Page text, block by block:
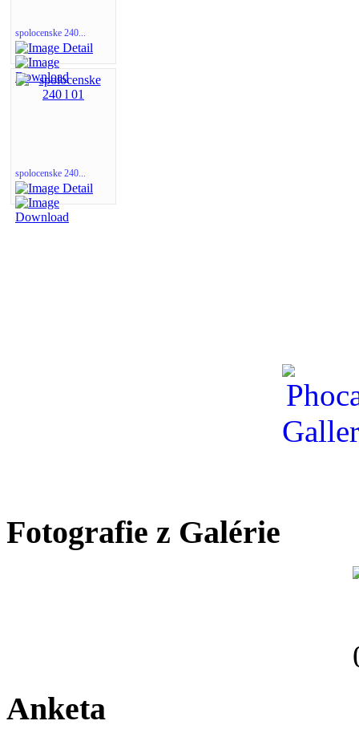
spolocenske 240...
spolocenske 240...
Fotografie z Galérie
Anketa